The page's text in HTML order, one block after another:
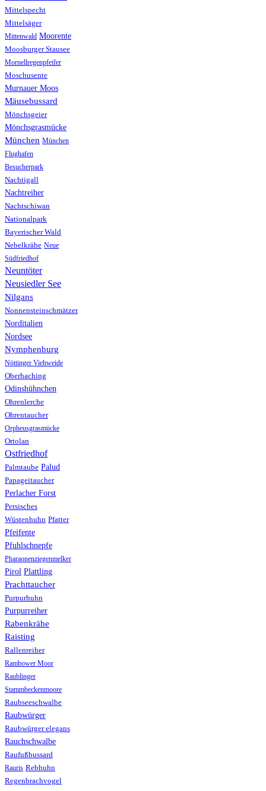
Mittelspecht
Mittelsäger
Mittenwald Moorente
Moosburger Stausee
Mornellregenpfeifer
Moschusente
Murnauer Moos
Mäusebussard
Mönchsgeier
Mönchsgrasmücke
München München
Flughafen
Besucherpark
Nachtigall
Nachtreiher
Nachtschiwan
Nationalpark
Bayerischer Wald
Nebelkrähe Neue
Südfriedhof
Neuntöter
Neusiedler See
Nilgans
Nonnensteinschmätzer
Norditalien
Nordsee
Nymphenburg
Nöttinger Viehweide
Oberhaching
Odinshühnchen
Ohrenlerche
Ohrentaucher
Orpheusgrasmücke
Ortolan
Ostfriedhof
Palmtaube Palud
Papageitaucher
Perlacher Forst
Persisches
Wüstenhuhn Pfatter
Pfeifente
Pfuhlschnepfe
Pharaonenziegenmelker
Pirol Plattling
Prachttaucher
Purpurhuhn
Purpurreiher
Rabenkrähe
Raisting
Rallenreiher
Rambower Moor
Raublinger
Stammbeckenmoore
Raubseeschwalbe
Raubwürger
Raubwürger elegans
Rauchschwalbe
Raufußbussard
Rauris Rebhuhn
Regenbrachvogel